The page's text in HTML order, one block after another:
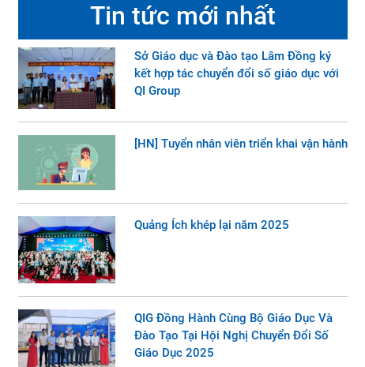
Tin tức mới nhất
Sở Giáo dục và Đào tạo Lâm Đồng ký
kết hợp tác chuyển đổi số giáo dục với
QI Group
[HN] Tuyển nhân viên triển khai vận hành
Quảng Ích khép lại năm 2025
QIG Đồng Hành Cùng Bộ Giáo Dục Và
Đào Tạo Tại Hội Nghị Chuyển Đổi Số
Giáo Dục 2025